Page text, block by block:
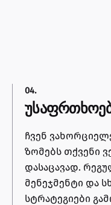
04.
ჩვენ
ზომებს თქვენი
დასაცავად.
მენეჯმენტი და
სტრატეგიები